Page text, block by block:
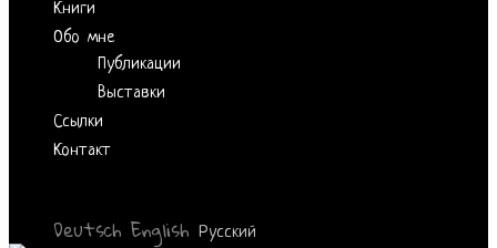
Обо мне
Публикации
Выставки
Ссылки
Контакт
Deutsch English Русский